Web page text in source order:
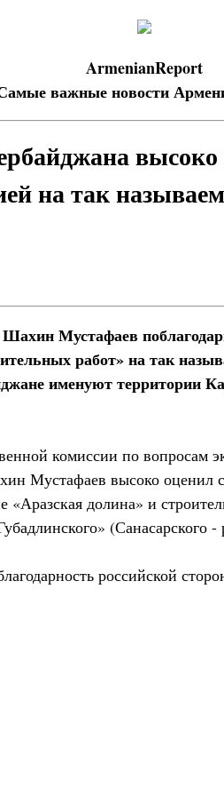
ArmenianReport
важные новости
высоко
на так
Мустафаев
работ» на так
именуют территории
комиссии по вопросам
Мустафаев высоко оценил
долина» и
(Санасарского
российской